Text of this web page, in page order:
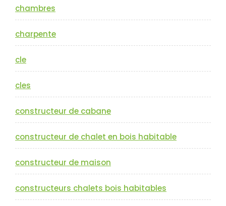
chambres
charpente
cle
cles
constructeur de cabane
constructeur de chalet en bois habitable
constructeur de maison
constructeurs chalets bois habitables